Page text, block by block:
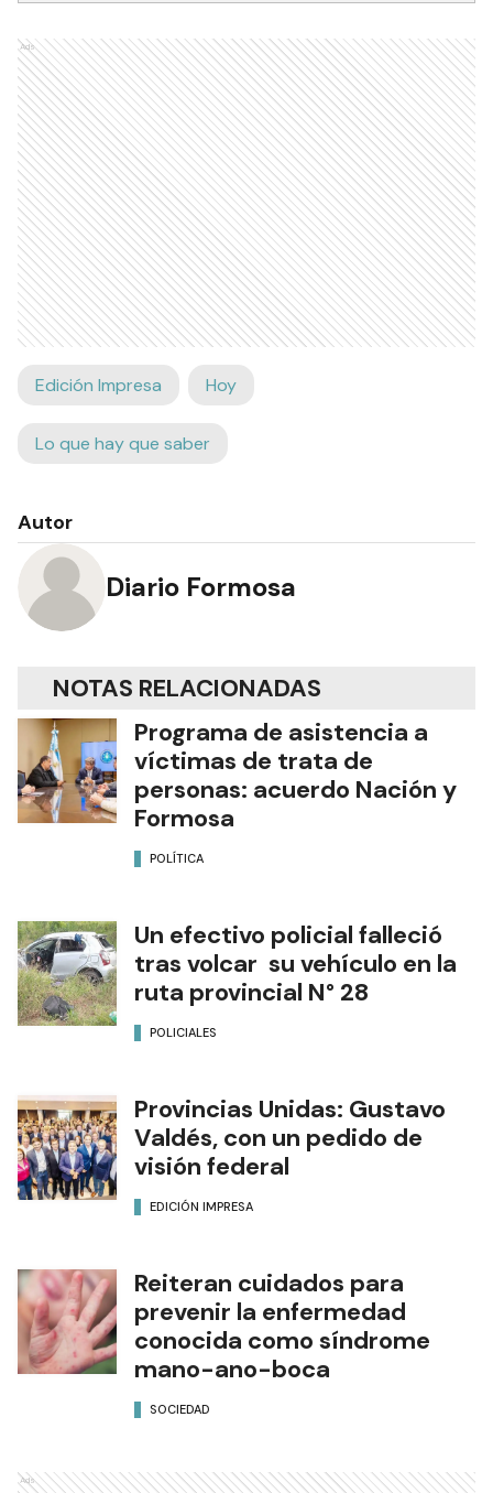
Ads
Edición Impresa Hoy
Lo que hay que saber
Autor
Diario Formosa
NOTAS RELACIONADAS
Programa de asistencia a
víctimas de trata de
personas: acuerdo Nación y
Formosa
POLÍTICA
Un efectivo policial falleció
tras volcar su vehículo en la
ruta provincial N° 28
POLICIALES
Provincias Unidas: Gustavo
Valdés, con un pedido de
visión federal
EDICIÓN IMPRESA
Reiteran cuidados para
prevenir la enfermedad
conocida como síndrome
mano-ano-boca
SOCIEDAD
Ads